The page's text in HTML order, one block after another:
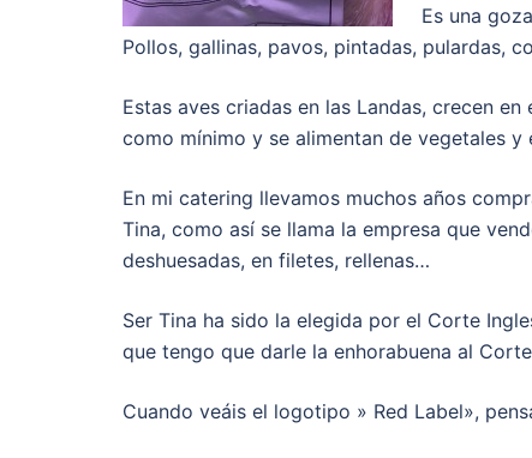
Es una
Pollos, gallinas, pavos, pintadas, pulardas,
Estas aves criadas en las Landas, crecen
como mínimo y se alimentan de vegetales y
En mi catering llevamos muchos años
Tina, como así se llama la empresa que
deshuesadas, en filetes, rellenas…
Ser Tina ha sido la elegida por el Corte
que tengo que darle la enhorabuena al
Cuando veáis el logotipo » Red Label»,